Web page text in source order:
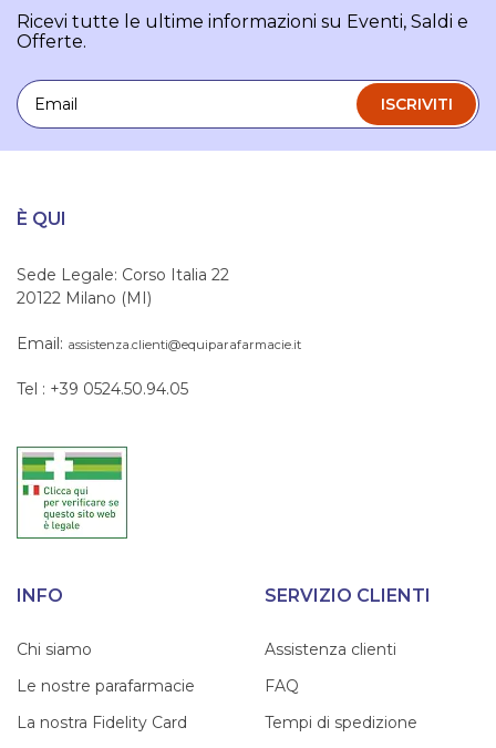
Ricevi tutte le ultime informazioni su Eventi, Saldi e
Offerte.
Email
ISCRIVITI
È QUI
Sede Legale: Corso Italia 22
20122 Milano (MI)
Email: assistenza.clienti@equiparafarmacie.it
Tel : +39 0524.50.94.05
INFO
Chi siamo
Le nostre parafarmacie
La nostra Fidelity Card
SERVIZIO CLIENTI
Assistenza clienti
FAQ
Tempi di spedizione